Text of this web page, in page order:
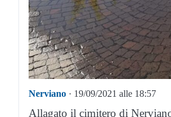
Nerviano · 19/09/2021 alle 18:57
Allagato il cimitero di